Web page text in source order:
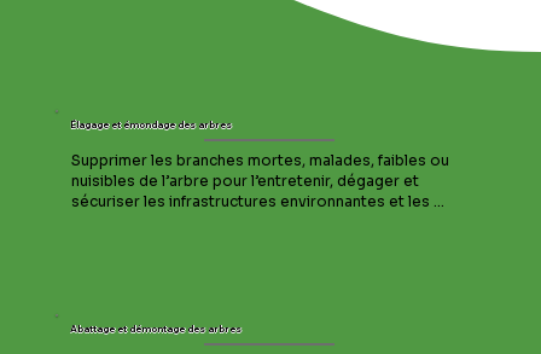
Élagage et émondage des arbres
Supprimer les branches mortes, malades, faibles ou
nuisibles de l’arbre pour l’entretenir, dégager et
sécuriser les infrastructures environnantes et les
Abattage et démontage des arbres